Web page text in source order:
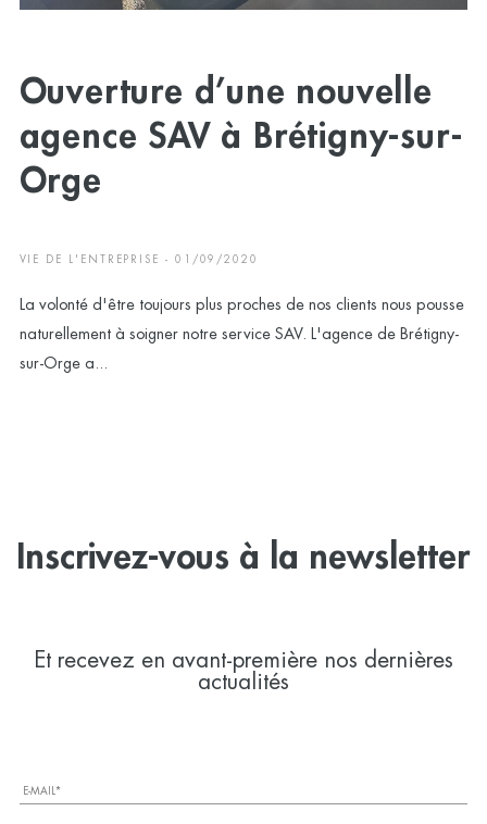
Ouverture d’une nouvelle
agence SAV à Brétigny-sur-
Orge
VIE DE L'ENTREPRISE - 01/09/2020
La volonté d'être toujours plus proches de nos clients nous pousse
naturellement à soigner notre service SAV. L'agence de Brétigny-
sur-Orge a...
Inscrivez-vous à la newsletter
Et recevez en avant-première nos dernières
actualités